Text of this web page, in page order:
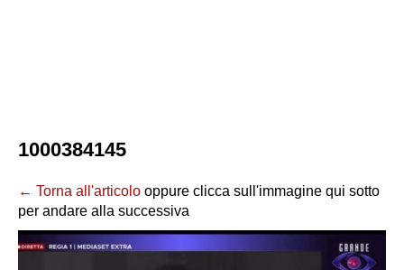
1000384145
← Torna all'articolo oppure clicca sull'immagine qui sotto
per andare alla successiva